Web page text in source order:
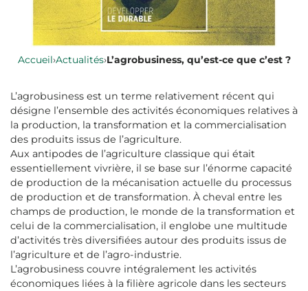
Accueil›Actualités›L’agrobusiness, qu’est-ce que c’est ?
L’agrobusiness est un terme relativement récent qui
désigne l’ensemble des activités économiques relatives à
la production, la transformation et la commercialisation
des produits issus de l’agriculture.
Aux antipodes de l’agriculture classique qui était
essentiellement vivrière, il se base sur l’énorme capacité
de production de la mécanisation actuelle du processus
de production et de transformation. À cheval entre les
champs de production, le monde de la transformation et
celui de la commercialisation, il englobe une multitude
d’activités très diversifiées autour des produits issus de
l’agriculture et de l’agro-industrie.
L’agrobusiness couvre intégralement les activités
économiques liées à la filière agricole dans les secteurs